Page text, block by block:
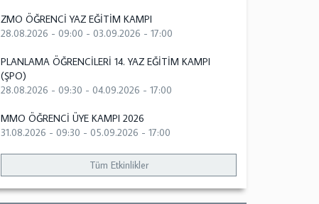
ZMO ÖĞRENCİ YAZ EĞİTİM KAMPI
28.08.2026 - 09:00 -03.09.2026 - 17:00
PLANLAMA ÖĞRENCİLERİ 14. YAZ EĞİTİM KAMPI
(ŞPO)
28.08.2026 - 09:30 -04.09.2026 - 17:00
MMO ÖĞRENCİ ÜYE KAMPI 2026
31.08.2026 - 09:30 -05.09.2026 - 17:00
Tüm Etkinlikler